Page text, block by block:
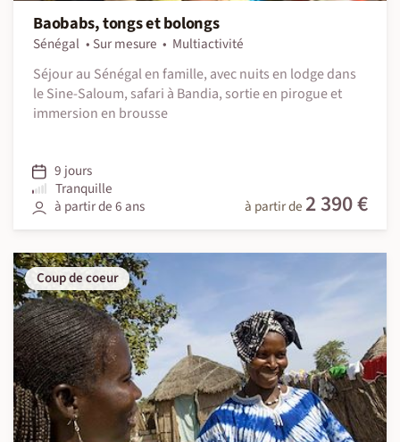
Baobabs, tongs et bolongs
Sénégal Sur mesure
Multiactivité
Séjour au Sénégal en famille, avec nuits en lodge dans
le Sine-Saloum, safari à Bandia, sortie en pirogue et
immersion en brousse
9 jours
Tranquille
à partir de 6 ans
à partir de 2 390 €
Coup de coeur